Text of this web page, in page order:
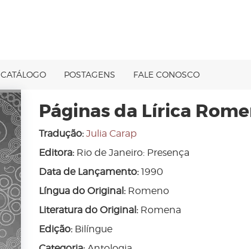
CATÁLOGO POSTAGENS FALE CONOSCO
Páginas da Lírica
Tradução: Julia Carap
Editora:Rio de Janeiro: Presença
Data de Lançamento:1990
Língua do Original:Romeno
Literatura do Original:Romena
Edição:Bilíngue